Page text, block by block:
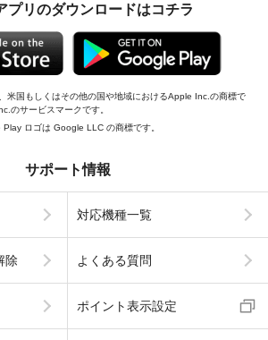
プリのダウンロードはコチラ
米国もしくはその他の国や地域におけるApple Inc.の商標で
のサービスマークです。
ロゴは Google LLC の商標です。
サポート情報
対応機種一覧
除 よくある質問
ポイント表示設定